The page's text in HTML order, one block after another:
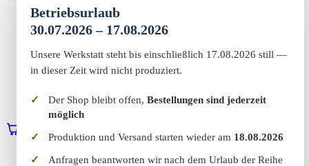
Betriebsurlaub
30.07.2026 – 17.08.2026
Unsere Werkstatt steht bis einschließlich 17.08.2026 still —
in dieser Zeit wird nicht produziert.
Der Shop bleibt offen, Bestellungen sind jederzeit
möglich
Produktion und Versand starten wieder am 18.08.2026
Anfragen beantworten wir nach dem Urlaub der Reihe
Home
Shop
Vereinswelt
Reflect+
Kontakt
Warenkorb Erstgespräch buchen
Home